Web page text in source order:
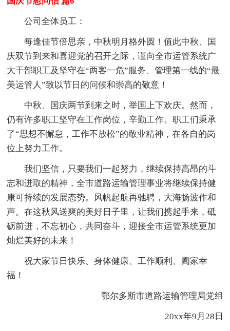
公司全体员工：
每逢佳节倍思亲，中秋明月格外圆！值此中秋、国
庆双节到来和喜迎党的召开之际，谨向全市运管系统广
大干部职工及坚守在“两客一危”服务、管理第一线的“最
美运管人”致以节日的问候和崇高的敬意！
中秋、国庆两节到来之时，举国上下欢庆。然而，
仍有许多职工坚守在工作岗位，辛勤工作。职工们秉承
了“思想不懈怠，工作不放松”的敬业精神，在各自的岗
位上努力工作。
我们坚信，只要我们一起努力，继续保持高昂的斗
志和进取的精神，全市道路运输管理事业将继续保持健
康可持续的发展态势。风帆起航再驰聘，大海扬波作和
声。在这秋风送爽的美好日子里，让我们携起手来，砥
砺前进，不忘初心，共同奋斗，迎接全市运管系统更加
灿烂美好的未来！
祝大家节日快乐、身体健康、工作顺利、阖家幸
福！
鄂尔多斯市道路运输管理局党组
20xx年9月28日